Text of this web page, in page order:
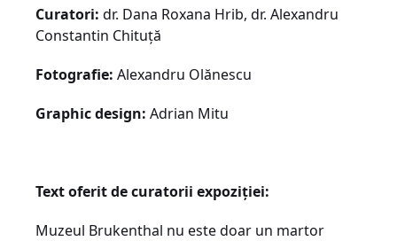
Curatori: dr. Dana Roxana Hrib, dr. Alexandru
Constantin Chituță
Fotografie: Alexandru Olănescu
Graphic design: Adrian Mitu
Text oferit de curatorii expoziției:
Muzeul Brukenthal nu este doar un martor